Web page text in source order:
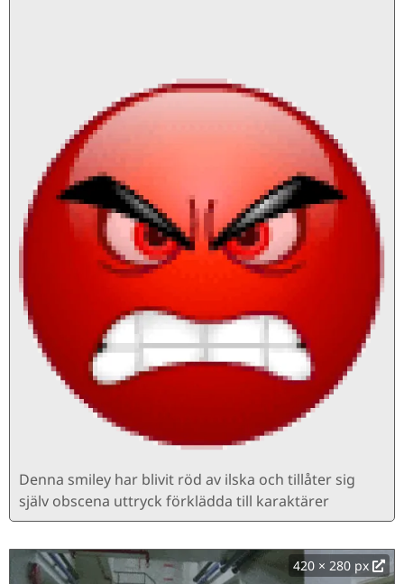
Denna smiley har blivit röd av ilska och tillåter sig
själv obscena uttryck förklädda till karaktärer
420 × 280 px